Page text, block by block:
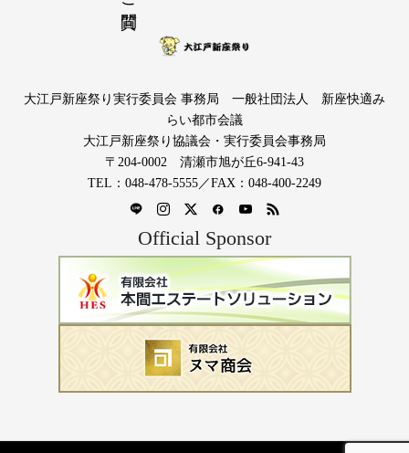
大江戸新座祭り実行委員会 事務局 一般社団法人 新座快適み
らい都市会議
大江戸新座祭り協議会・実行委員会事務局
〒204-0002 清瀬市旭が丘6-941-43
TEL：048-478-5555／FAX：048-400-2249
Official Sponsor